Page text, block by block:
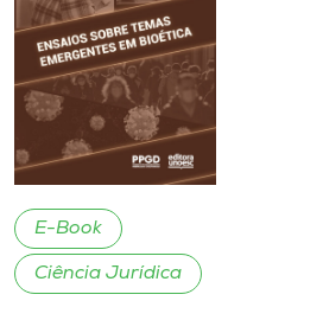
Internacionalização
I.nova
Cultura
E-Book
Ciência Jurídica